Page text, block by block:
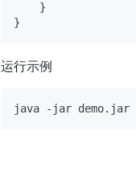
    }
运行示例
java -jar demo.jar